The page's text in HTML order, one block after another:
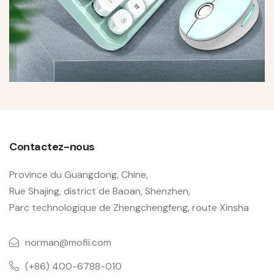
Contactez-nous
Province du Guangdong, Chine,
Rue Shajing, district de Baoan, Shenzhen,
Parc technologique de Zhengchengfeng, route Xinsha
norman@mofii.com
(+86) 400-6788-010